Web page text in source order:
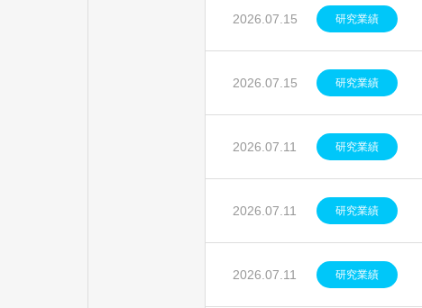
2026.07.15 研究業績
2026.07.15 研究業績
2026.07.11 研究業績
2026.07.11 研究業績
2026.07.11 研究業績